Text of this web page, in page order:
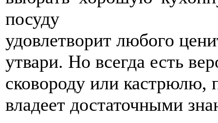
удовлетворит любого
утвари. Но всегда есть
сковороду или кастрюлю,
владеет достаточными